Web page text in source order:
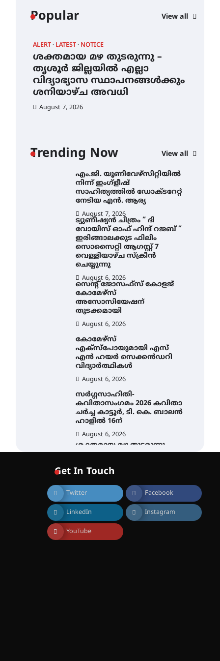
Popular View all
ALERT LATEST NOTICE
ശക്തമായ മഴ തുടരുന്നു –
തൃശൂർ ജില്ലയിൽ എല്ലാ
വിദ്യാഭ്യാസ സ്ഥാപനങ്ങൾക്കും
ശനിയാഴ്ച അവധി
August 7, 2026
Trending Now View all
എക്സ്പോയുമായി എസ്
August 6, 2026
സർഗ്ഗസാഹിതി-
കവിതാസംഗമം 2026 കവിതാ
ചർച്ച കാട്ടൂർ, ടി. കെ. ബാലൻ
ഹാളിൽ 16ന്
August 6, 2026
ശനിയാഴ്ച അവധി
എം.ജി. യൂണിവേഴ്‌സിറ്റിയിൽ
നിന്ന് ഇംഗ്ളീഷ്
സാഹിത്യത്തിൽ ഡോക്ടറേറ്റ്
നേടിയ എൻ. ആര്യ
August 7, 2026
ട്യുണീഷ്യൻ ചിത്രം ” ദി
വോയിസ് ഓഫ് ഹിന്ദ് റജബ് ”
ഇരിങ്ങാലക്കുട ഫിലിം
സൊസൈറ്റി ആഗസ്റ്റ് 7
വെള്ളിയാഴ്ച സ്‌ക്രീൻ
ചെയ്യുന്നു
August 6, 2026
സെന്റ് ജോസഫ്സ് കോളജ്
കോമേഴ്‌സ്
അസോസിയേഷന്
തുടക്കമായി
August 6, 2026
കോമേഴ്സ്
എക്സ്പോയുമായി എസ്
എൻ ഹയർ സെക്കൻഡറി
വിദ്യാർത്ഥികൾ
August 6, 2026
സർഗ്ഗസാഹിതി-
കവിതാസംഗമം 2026 കവിതാ
ചർച്ച കാട്ടൂർ, ടി. കെ. ബാലൻ
ഹാളിൽ 16ന്
August 6, 2026
ശക്തമായ മഴ തുടരുന്നു –
തൃശൂർ ജില്ലയിൽ എല്ലാ
സ്ഥാപനങ്ങൾക്കും
August 7, 2026
എം.ജി. യൂണിവേഴ്‌സിറ്റിയിൽ
നിന്ന് ഇംഗ്ളീഷ്
സാഹിത്യത്തിൽ ഡോക്ടറേറ്റ്
നേടിയ എൻ. ആര്യ
Get In Touch
Twitter Facebook
LinkedIn Instagram
YouTube